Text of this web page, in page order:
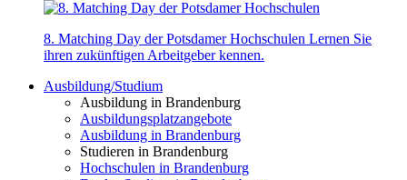
8. Matching Day der Potsdamer Hochschulen Lernen Sie
ihren zukünftigen Arbeitgeber kennen.
Ausbildung/Studium
Ausbildung in Brandenburg
Ausbildungsplatzangebote
Ausbildung in Brandenburg
Studieren in Brandenburg
Hochschulen in Brandenburg